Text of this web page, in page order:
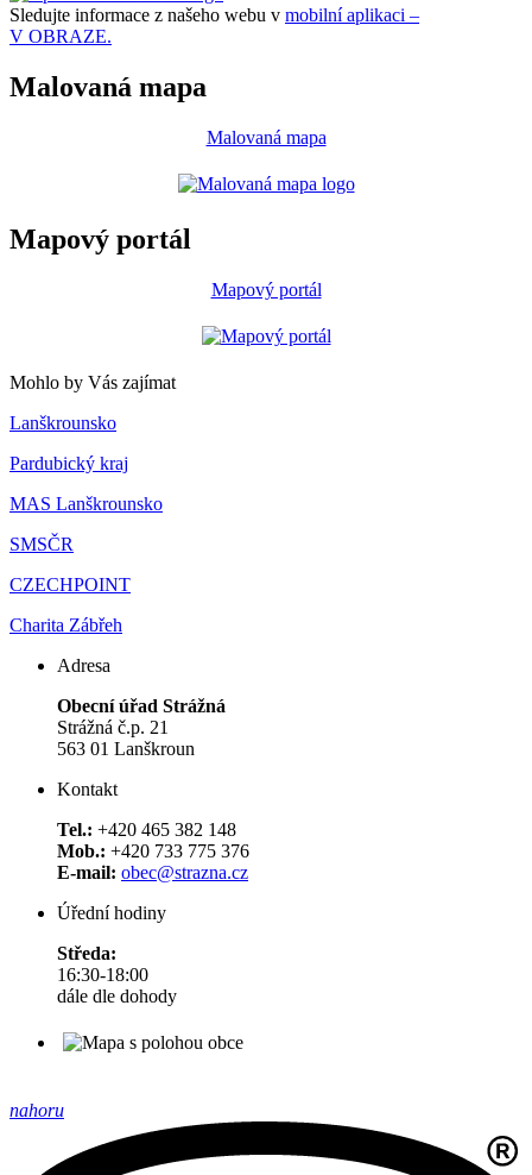
Sledujte informace z našeho webu v mobilní aplikaci –
V OBRAZE.
Malovaná mapa
Malovaná mapa
Mapový portál
Mapový portál
Mohlo by Vás zajímat
Lanškrounsko
Pardubický kraj
MAS Lanškrounsko
SMSČR
CZECHPOINT
Charita Zábřeh
Adresa
Obecní úřad Strážná
Strážná č.p. 21
563 01 Lanškroun
Kontakt
Tel.: +420 465 382 148
Mob.: +420 733 775 376
E-mail: obec@strazna.cz
Úřední hodiny
Středa:
16:30-18:00
dále dle dohody
nahoru